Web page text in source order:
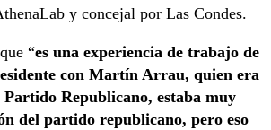
y concejal por Las Condes.
“es una experiencia de trabajo de
con Martín Arrau, quien era
Partido Republicano, estaba muy
del partido republicano, pero eso